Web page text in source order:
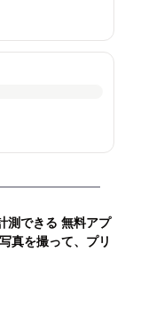
測できる 無料アプ
真を撮って、プリ